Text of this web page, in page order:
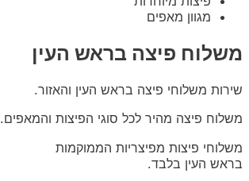
מגוון מאפים
משלוח פיצה בראש העין
שירות משלוחי פיצה בראש העין והאזור.
משלוח פיצה מהיר לכל סוגי הפיצות והמאפים.
משלוחי פיצות מפיצריות הממוקמות
בראש העין בלבד.